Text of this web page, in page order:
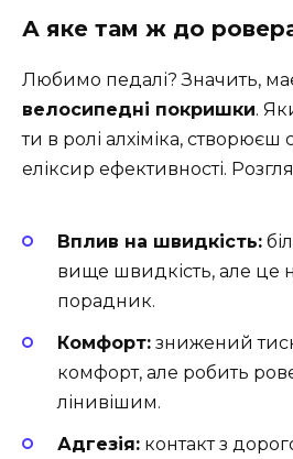
А яке там ж до
Любимо педалі? Значить,
велосипедні покришки.
ти в ролі алхіміка, створюєш
еліксир ефективності.
Вплив на швидкість:
вище швидкість, але це
порадник.
Комфорт: знижений
комфорт, але робить
лінивішим.
Адгезія: контакт з